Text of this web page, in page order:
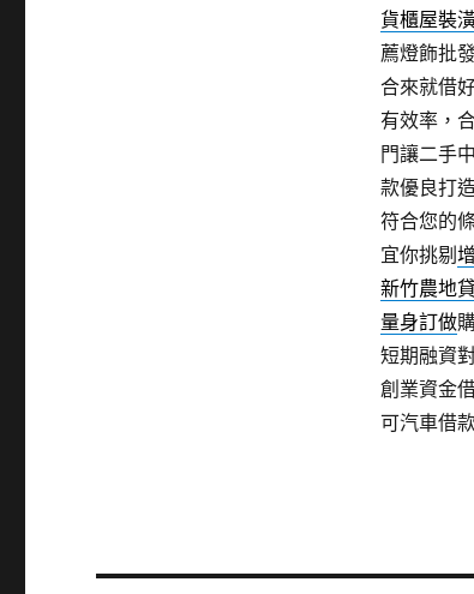
貨櫃屋裝
薦燈飾批
合來就借
有效率，
門讓二手
款優良打
符合您的
宜你挑剔
新竹農地
量身訂做
短期融資
創業資金
可汽車借